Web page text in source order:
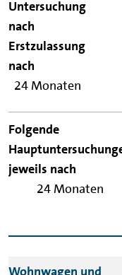
24 Monaten
24 Monaten
Wohnwagen und